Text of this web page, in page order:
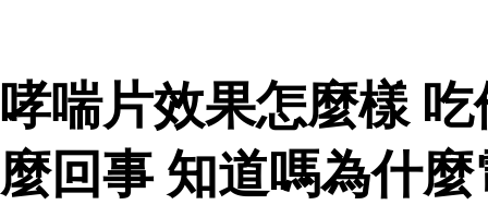
哮喘片效果怎麼樣
麼回事 知道嗎為什